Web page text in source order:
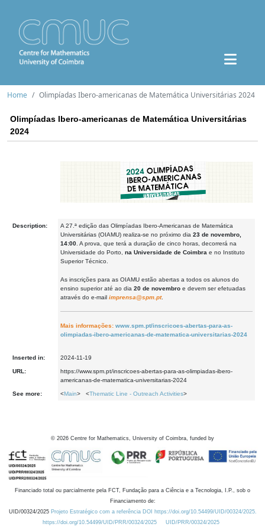
Home Olimpíadas Ibero-americanas de Matemática Universitárias 2024
Olimpíadas Ibero-americanas de Matemática Universitárias
2024
Description:
A 27.ª edição das Olimpíadas Ibero-Americanas de Matemática
Universitárias (OIAMU) realiza-se no próximo dia 23 de novembro,
14:00 . A prova, que terá a duração de cinco horas, decorrerá na
Universidade do Porto, na Universidade de Coimbra e no Instituto
Superior Técnico.
As inscrições para as OIAMU estão abertas a todos os alunos do
ensino superior até ao dia 20 de novembro e devem ser efetuadas
através do e-mail imprensa@spm.pt.
Mais informações: www.spm.pt/inscricoes-abertas-para-as-
olimpiadas-ibero-americanas-de-matematica-universitarias-2024
Inserted in: 2024-11-19
URL:
https://www.spm.pt/inscricoes-abertas-para-as-olimpiadas-ibero-
americanas-de-matematica-universitarias-2024
See more: <Main> <Thematic Line - Outreach Activities>
© 2026 Centre for Mathematics, University of Coimbra, funded by
Financiado total ou parcialmente pela FCT, Fundação para a Ciência e a Tecnologia, I.P., sob o
Financiamento de:
UID/00324/2025 Projeto Estratégico com a referência DOI https://doi.org/10.54499/UID/00324/2025.
https://doi.org/10.54499/UID/PRR/00324/2025
UID/PRR/00324/2025